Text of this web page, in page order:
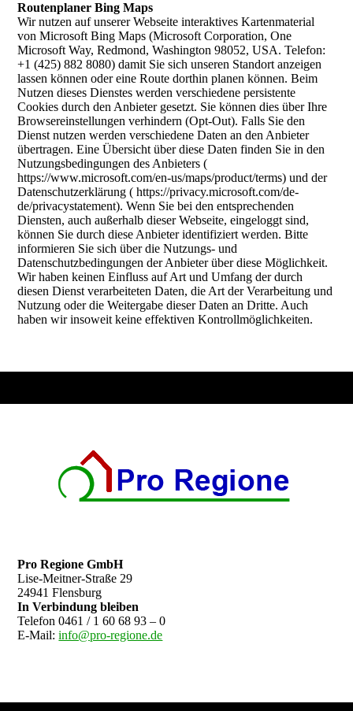
Routenplaner Bing Maps
Wir nutzen auf unserer Webseite interaktives Kartenmaterial
von Microsoft Bing Maps (Microsoft Corporation, One
Microsoft Way, Redmond, Washington 98052, USA. Telefon:
+1 (425) 882 8080) damit Sie sich unseren Standort anzeigen
lassen können oder eine Route dorthin planen können. Beim
Nutzen dieses Dienstes werden verschiedene persistente
Cookies durch den Anbieter gesetzt. Sie können dies über Ihre
Browsereinstellungen verhindern (Opt-Out). Falls Sie den
Dienst nutzen werden verschiedene Daten an den Anbieter
übertragen. Eine Übersicht über diese Daten finden Sie in den
Nutzungsbedingungen des Anbieters (
https://www.microsoft.com/en-us/maps/product/terms) und der
Datenschutzerklärung ( https://privacy.microsoft.com/de-
de/privacystatement). Wenn Sie bei den entsprechenden
Diensten, auch außerhalb dieser Webseite, eingeloggt sind,
können Sie durch diese Anbieter identifiziert werden. Bitte
informieren Sie sich über die Nutzungs- und
Datenschutzbedingungen der Anbieter über diese Möglichkeit.
Wir haben keinen Einfluss auf Art und Umfang der durch
diesen Dienst verarbeiteten Daten, die Art der Verarbeitung und
Nutzung oder die Weitergabe dieser Daten an Dritte. Auch
haben wir insoweit keine effektiven Kontrollmöglichkeiten.
Pro Regione GmbH
Lise-Meitner-Straße 29
24941 Flensburg
In Verbindung bleiben
Telefon 0461 / 1 60 68 93 – 0
E-Mail:info@pro-regione.de